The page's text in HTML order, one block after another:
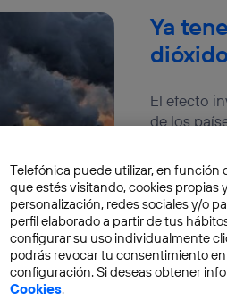
Ya
El efecto
de los
¿Son
Telefónica puede utilizar, en función
que estés visitando, cookies propias
personalización, redes sociales y/o
perfil elaborado a partir de tus
configurar su uso individualmente
podrás revocar tu consentimiento
configuración. Si deseas obtener
Cookies.